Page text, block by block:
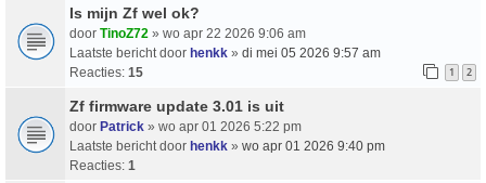
Is mijn Zf wel ok?
door TinoZ72 » wo apr 22 2026 9:06 am
Laatste bericht door henkk » di mei 05 2026 9:57 am
Reacties: 15 1 2
Zf firmware update 3.01 is uit
door Patrick » wo apr 01 2026 5:22 pm
Laatste bericht door henkk » wo apr 01 2026 9:40 pm
Reacties: 1